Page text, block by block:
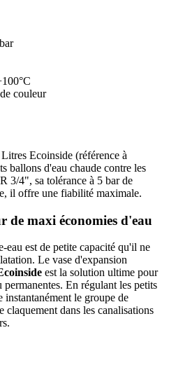
couleur
Ecoinside (référence à
ballons d'eau chaude contre les
3/4", sa tolérance à 5 bar de
il offre une fiabilité maximale.
maxi économies d'eau
eau est de petite capacité qu'il ne
Le vase d'expansion
est la solution ultime pour
En régulant les petits
le groupe de
claquement dans les canalisations